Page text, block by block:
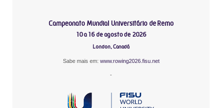
Campeonato Mundial Universitário de Remo
10 a 16 de agosto de 2026
London, Canadá
Sabe mais em: www.rowing2026.fisu.net
-